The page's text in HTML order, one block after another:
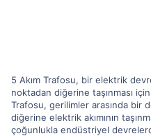
5 Akım Trafosu, bir elektrik
noktadan diğerine taşınması
Trafosu, gerilimler arasında bir
diğerine elektrik akımının
çoğunlukla endüstriyel